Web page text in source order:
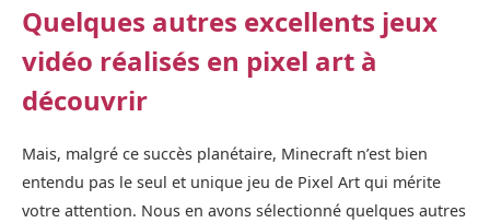
Quelques autres excellents jeux
vidéo réalisés en pixel art à
découvrir
Mais, malgré ce succès planétaire, Minecraft n’est bien
entendu pas le seul et unique jeu de Pixel Art qui mérite
votre attention. Nous en avons sélectionné quelques autres